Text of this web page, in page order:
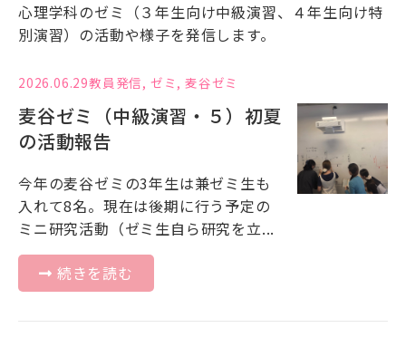
心理学科のゼミ（３年生向け中級演習、４年生向け特
別演習）の活動や様子を発信します。
2026.06.29教員発信, ゼミ ,麦谷ゼミ
麦谷ゼミ（中級演習・５）初夏
の活動報告
今年の麦谷ゼミの3年生は兼ゼミ生も
入れて8名。現在は後期に行う予定の
ミニ研究活動（ゼミ生自ら研究を立...
続きを読む